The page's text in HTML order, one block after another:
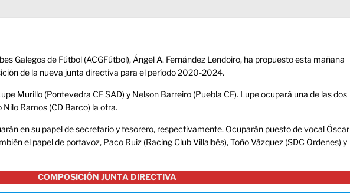
Galegos de Fútbol (ACGFútbol), Ángel A. Fernández Lendoiro, ha propuesto esta mañana
de la nueva junta directiva para el período 2020-2024.
Murillo (Pontevedra CF SAD) y Nelson Barreiro (Puebla CF). Lupe ocupará una de las dos
Ramos (CD Barco) la otra.
en su papel de secretario y tesorero, respectivamente. Ocuparán puesto de vocal Óscar
el papel de portavoz, Paco Ruiz (Racing Club Villalbés), Toño Vázquez (SDC Órdenes) y
COMPOSICIÓN JUNTA DIRECTIVA